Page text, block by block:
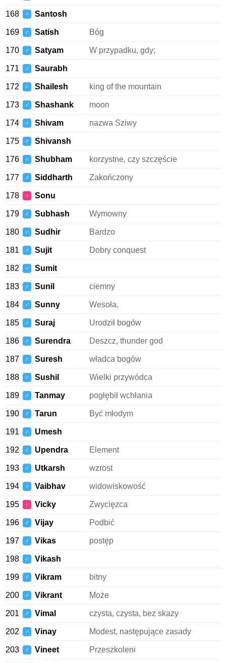
168 ♂ Santosh
169 ♂ Satish Bóg
170 ♂ Satyam W przypadku, gdy;
171 ♂ Saurabh
172 ♂ Shailesh king of the mountain
173 ♂ Shashank moon
174 ♂ Shivam nazwa Sziwy
175 ♂ Shivansh
176 ♂ Shubham korzystne, czy szczęście
177 ♂ Siddharth Zakończony
178 ♀ Sonu
179 ♂ Subhash Wymowny
180 ♂ Sudhir Bardzo
181 ♂ Sujit Dobry conquest
182 ♂ Sumit
183 ♂ Sunil ciemny
184 ♂ Sunny Wesoła.
185 ♂ Suraj Urodził bogów
186 ♂ Surendra Deszcz, thunder god
187 ♂ Suresh władca bogów
188 ♂ Sushil Wielki przywódca
189 ♂ Tanmay pogłębił wchłania
190 ♂ Tarun Być młodym
191 ♂ Umesh
192 ♂ Upendra Element
193 ♂ Utkarsh wzrost
194 ♂ Vaibhav widowiskowość
195 ♀ Vicky Zwycięzca
196 ♂ Vijay Podbić
197 ♂ Vikas postęp
198 ♂ Vikash
199 ♂ Vikram bitny
200 ♂ Vikrant Może
201 ♂ Vimal czysta, czysta, bez skazy
202 ♂ Vinay Modest, następujące zasady
203 ♂ Vineet Przeszkoleni